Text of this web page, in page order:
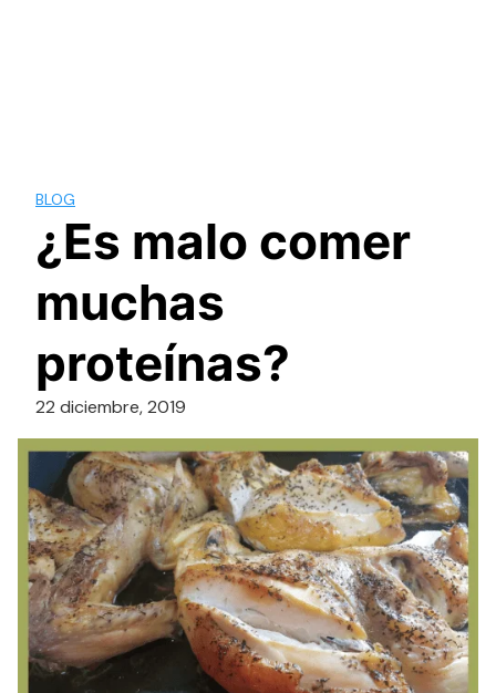
BLOG
¿Es malo comer
muchas
proteínas?
22 diciembre, 2019